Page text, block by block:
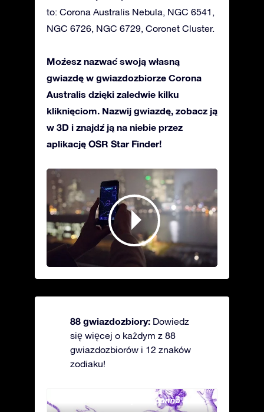
to: Corona Australis Nebula, NGC 6541,
NGC 6726, NGC 6729, Coronet Cluster.
Możesz nazwać swoją własną
gwiazdę w gwiazdozbiorze Corona
Australis dzięki zaledwie kilku
kliknięciom. Nazwij gwiazdę, zobacz ją
w 3D i znajdź ją na niebie przez
aplikację OSR Star Finder!
88 gwiazdozbiory: Dowiedz
się więcej o każdym z 88
gwiazdozbiorów i 12 znaków
zodiaku!
Andromeda - Związana panna